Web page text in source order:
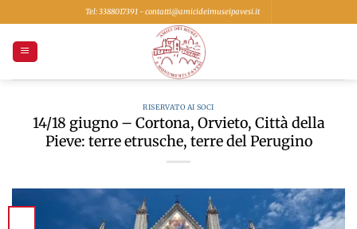
ai
contenuti
Tel: 3388017391 - contatti@amicideimuseipavesi.it
RISERVATO AI SOCI
14/18 giugno – Cortona, Orvieto, Città della
Pieve: terre etrusche, terre del Perugino